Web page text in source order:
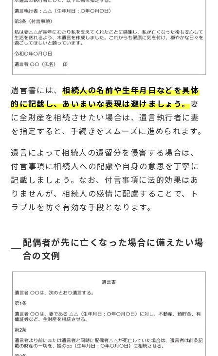
1
遺留
分に
配慮
する
5.
2
遺言
執行
者を
選ん
でお
く
子
な
し
夫
婦
が
遺
く
く
あ
る
疑
問
6.
遺言書には、 相続人の名前や生年月日などを具体
的に記載し、あいまいな表現は避けましょう。妻
に全財産を相続させたい場合は、遺言執行者に妻
を指定すると、手続きをスムーズに進められます。
遺言によって相続人の遺留分を侵害する場合は、
付言事項に相続人への配慮や自身の意思を丁寧に
記載しましょう。なお、付言事項に法的効果はあ
りませんが、相続人の感情に配慮することで、ト
ラブルを防ぐ有効な手段となります。
配偶者が先に亡くなった場合に備えたい場
合の文例